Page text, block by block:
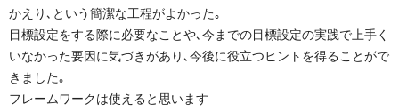
かえり､という簡潔な工程がよかった｡
目標設定をする際に必要なことや､今までの目標設定の実践で上手く
いなかった要因に気づきがあり､今後に役立つヒントを得ることがで
きました｡
フレームワークは使えると思います